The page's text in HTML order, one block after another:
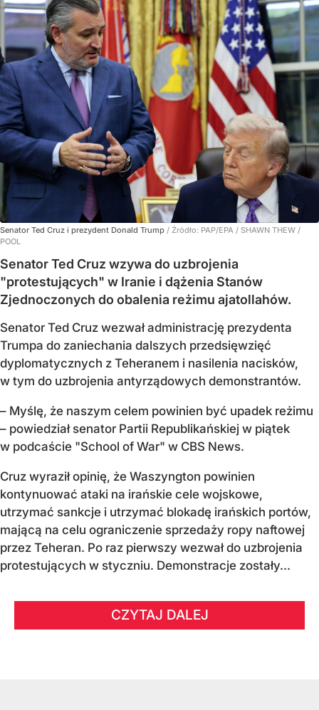
Senator Ted Cruz i prezydent Donald Trump / Źródło: PAP/EPA / SHAWN THEW /
POOL
Senator Ted Cruz wzywa do uzbrojenia
"protestujących" w Iranie i dążenia Stanów
Zjednoczonych do obalenia reżimu ajatollahów.
Senator Ted Cruz wezwał administrację prezydenta
Trumpa do zaniechania dalszych przedsięwzięć
dyplomatycznych z Teheranem i nasilenia nacisków,
w tym do uzbrojenia antyrządowych demonstrantów.
– Myślę, że naszym celem powinien być upadek reżimu
– powiedział senator Partii Republikańskiej w piątek
w podcaście "School of War" w CBS News.
Cruz wyraził opinię, że Waszyngton powinien
kontynuować ataki na irańskie cele wojskowe,
utrzymać sankcje i utrzymać blokadę irańskich portów,
mającą na celu ograniczenie sprzedaży ropy naftowej
przez Teheran. Po raz pierwszy wezwał do uzbrojenia
protestujących w styczniu. Demonstracje zostały...
CZYTAJ DALEJ